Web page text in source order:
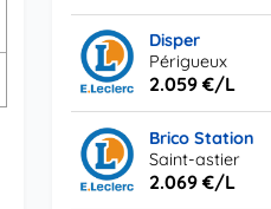
Disper
Périgueux
2.059 €/L
Brico Station
Saint-astier
2.069 €/L